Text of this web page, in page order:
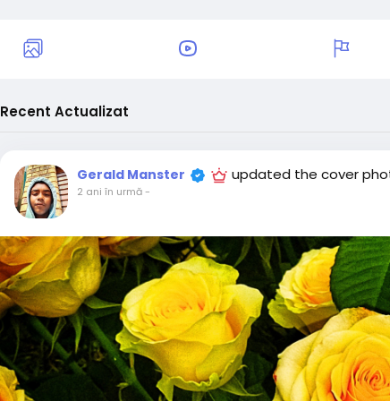
Recent Actualizat
Gerald Manster updated the cover
2 ani în urmă-